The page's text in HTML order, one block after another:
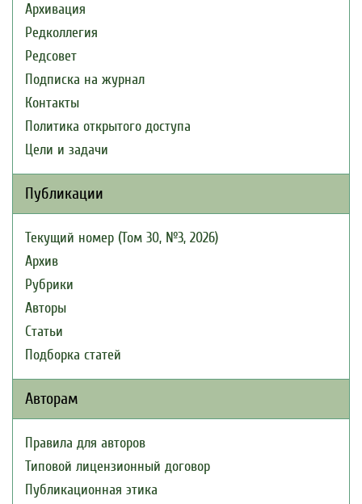
Архивация
Редколлегия
Редсовет
Подписка на журнал
Контакты
Политика открытого доступа
Цели и задачи
Публикации
Текущий номер (Том 30, №3, 2026)
Архив
Рубрики
Авторы
Статьи
Подборка статей
Авторам
Правила для авторов
Типовой лицензионный договор
Публикационная этика